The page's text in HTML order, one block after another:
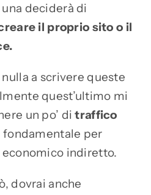
deciderà di
il proprio sito o il
a scrivere queste
quest’ultimo mi
un po’ ditraffico
fondamentale per
indiretto.
dovrai anche